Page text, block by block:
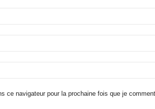
ce navigateur pour la prochaine fois que je